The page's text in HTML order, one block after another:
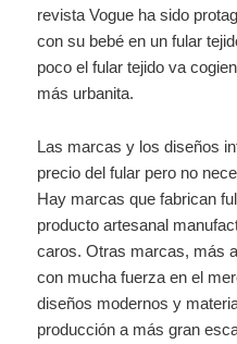
revista Vogue ha sido
con su bebé en un fular
poco el fular tejido va
más urbanita.
Las marcas y los diseños
precio del fular pero no
Hay marcas que fabrican
producto artesanal
caros. Otras marcas, más
con mucha fuerza en el
diseños modernos y
producción a más gran